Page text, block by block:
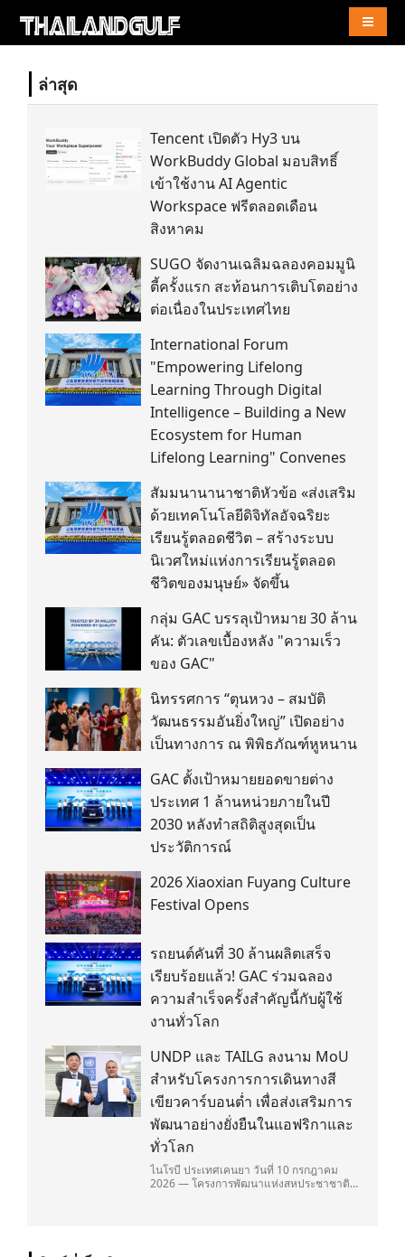
ล่าสุด
Tencent เปิดตัว Hy3 บน
WorkBuddy Global มอบสิทธิ์
เข้าใช้งาน AI Agentic
Workspace ฟรีตลอดเดือน
สิงหาคม
SUGO จัดงานเฉลิมฉลองคอมมูนิ
ตี้ครั้งแรก สะท้อนการเติบโตอย่าง
ต่อเนื่องในประเทศไทย
International Forum
"Empowering Lifelong
Learning Through Digital
Intelligence – Building a New
Ecosystem for Human
Lifelong Learning" Convenes
สัมมนานานาชาติหัวข้อ «ส่งเสริม
ด้วยเทคโนโลยีดิจิทัลอัจฉริยะ
เรียนรู้ตลอดชีวิต – สร้างระบบ
นิเวศใหม่แห่งการเรียนรู้ตลอด
ชีวิตของมนุษย์» จัดขึ้น
กลุ่ม GAC บรรลุเป้าหมาย 30 ล้าน
คัน: ตัวเลขเบื้องหลัง "ความเร็ว
ของ GAC"
นิทรรศการ “ตุนหวง – สมบัติ
วัฒนธรรมอันยิ่งใหญ่” เปิดอย่าง
เป็นทางการ ณ พิพิธภัณฑ์หูหนาน
GAC ตั้งเป้าหมายยอดขายต่าง
ประเทศ 1 ล้านหน่วยภายในปี
2030 หลังทำสถิติสูงสุดเป็น
ประวัติการณ์
2026 Xiaoxian Fuyang Culture
Festival Opens
รถยนต์คันที่ 30 ล้านผลิตเสร็จ
เรียบร้อยแล้ว! GAC ร่วมฉลอง
ความสำเร็จครั้งสำคัญนี้กับผู้ใช้
งานทั่วโลก
UNDP และ TAILG ลงนาม MoU
สำหรับโครงการการเดินทางสี
เขียวคาร์บอนต่ำ เพื่อส่งเสริมการ
พัฒนาอย่างยั่งยืนในแอฟริกาและ
ทั่วโลก
ไนโรบี ประเทศเคนยา วันที่ 10 กรกฎาคม
2026 — โครงการพัฒนาแห่งสหประชาชาติ